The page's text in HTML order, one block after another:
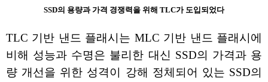
SSD의 용량과 가격 경쟁력을 위해 TLC가 도입되었다
TLC 기반 낸드 플래시는 MLC 기반 낸드 플래시에
비해 성능과 수명은 불리한 대신 SSD의 가격과 용
량 개선을 위한 성격이 강해 정체되어 있는 SSD의